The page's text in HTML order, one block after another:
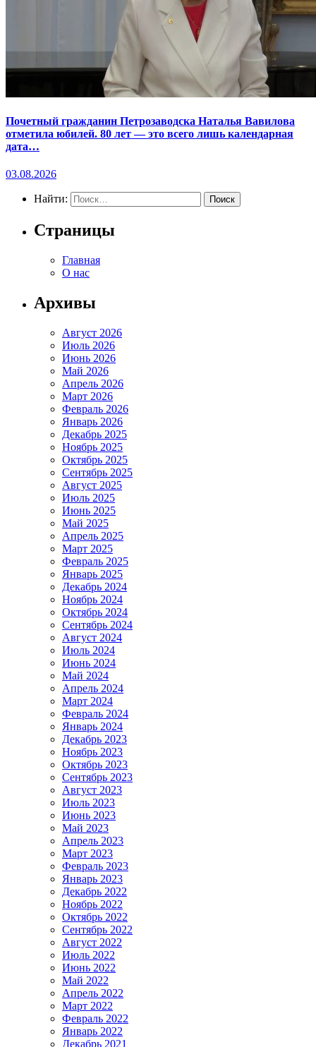
Почетный гражданин Петрозаводска Наталья Вавилова
отметила юбилей. 80 лет — это всего лишь календарная
дата…
03.08.2026
Найти:
Страницы
Главная
О нас
Архивы
Август 2026
Июль 2026
Июнь 2026
Май 2026
Апрель 2026
Март 2026
Февраль 2026
Январь 2026
Декабрь 2025
Ноябрь 2025
Октябрь 2025
Сентябрь 2025
Август 2025
Июль 2025
Июнь 2025
Май 2025
Апрель 2025
Март 2025
Февраль 2025
Январь 2025
Декабрь 2024
Ноябрь 2024
Октябрь 2024
Сентябрь 2024
Август 2024
Июль 2024
Июнь 2024
Май 2024
Апрель 2024
Март 2024
Февраль 2024
Январь 2024
Декабрь 2023
Ноябрь 2023
Октябрь 2023
Сентябрь 2023
Август 2023
Июль 2023
Июнь 2023
Май 2023
Апрель 2023
Март 2023
Февраль 2023
Январь 2023
Декабрь 2022
Ноябрь 2022
Октябрь 2022
Сентябрь 2022
Август 2022
Июль 2022
Июнь 2022
Май 2022
Апрель 2022
Март 2022
Февраль 2022
Январь 2022
Декабрь 2021